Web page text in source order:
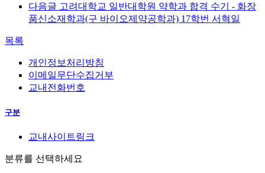
다음글 고려대학교 일반대학원 약학과 합격 수기 - 화장
품신소재학과(구 바이오제약공학과) 17학번 서혁일
목록
개인정보처리방침
이메일무단수집거부
교내전화번호
구분
교내사이트링크
분류를 선택하세요